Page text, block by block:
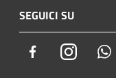
SEGUICI SU
FacebookInstagram